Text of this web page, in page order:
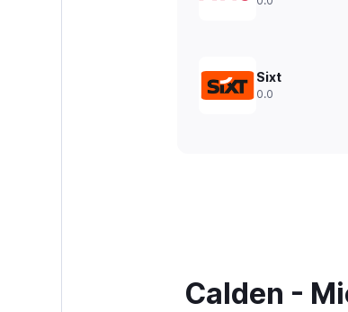
Sixt
0.0
Calden -